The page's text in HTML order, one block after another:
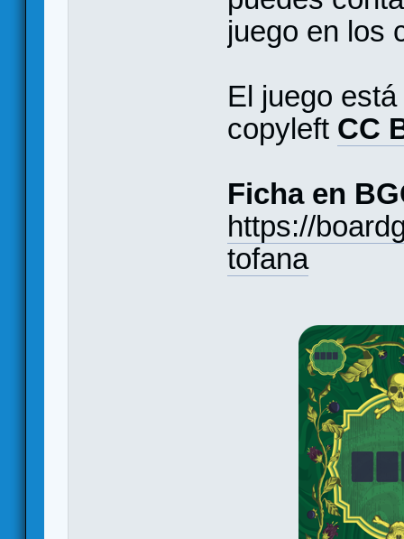
juego en los
El juego
copyleft CC
Ficha en
https://
tofana